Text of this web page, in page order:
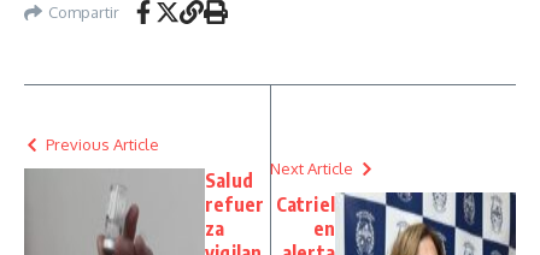
Compartir
Previous Article
Salud
refuer
za
Next Article
Catriel
en